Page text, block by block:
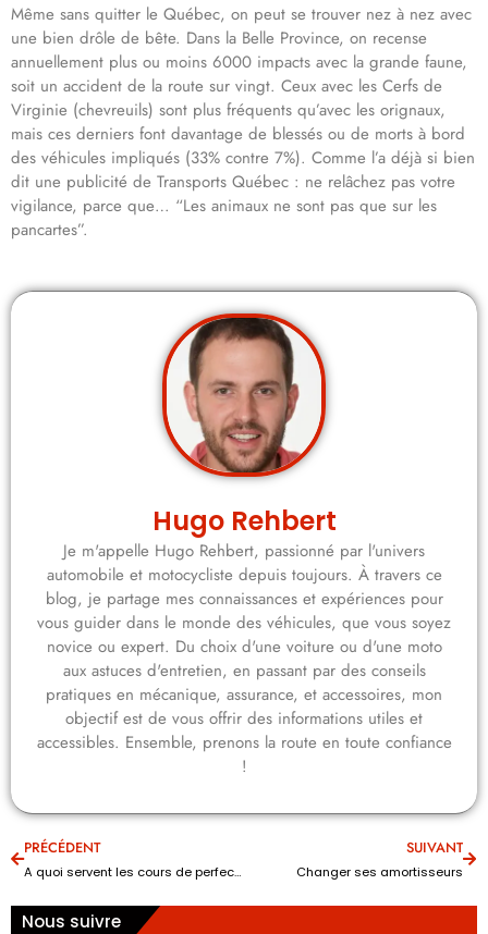
Même sans quitter le Québec, on peut se trouver nez à nez avec
une bien drôle de bête. Dans la Belle Province, on recense
annuellement plus ou moins 6000 impacts avec la grande faune,
soit un accident de la route sur vingt. Ceux avec les Cerfs de
Virginie (chevreuils) sont plus fréquents qu’avec les orignaux,
mais ces derniers font davantage de blessés ou de morts à bord
des véhicules impliqués (33% contre 7%). Comme l’a déjà si bien
dit une publicité de Transports Québec : ne relâchez pas votre
vigilance, parce que… “Les animaux ne sont pas que sur les
pancartes”.
Hugo Rehbert
Je m'appelle Hugo Rehbert, passionné par l'univers
automobile et motocycliste depuis toujours. À travers ce
blog, je partage mes connaissances et expériences pour
vous guider dans le monde des véhicules, que vous soyez
novice ou expert. Du choix d'une voiture ou d'une moto
aux astuces d'entretien, en passant par des conseils
pratiques en mécanique, assurance, et accessoires, mon
objectif est de vous offrir des informations utiles et
accessibles. Ensemble, prenons la route en toute confiance
!
PRÉCÉDENT
A quoi servent les cours de perfectionnement à la conduite ?
SUIVANT
Changer ses amortisseurs
Nous suivre